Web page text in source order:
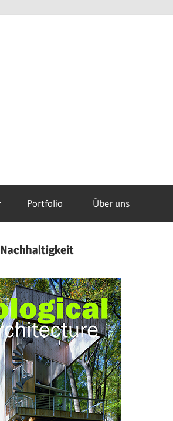
Portfolio Über uns
Nachhaltigkeit